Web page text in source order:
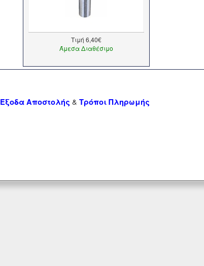
Τιμή 6,40€
Άμεσα Διαθέσιμο
Αποστολής &Τρόποι Πληρωμής